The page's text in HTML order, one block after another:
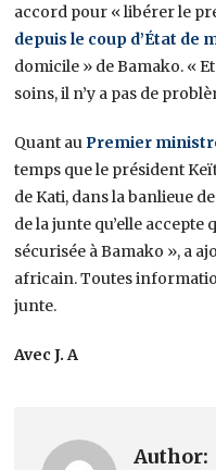
accord pour « libérer le
depuis le coup d’État de
domicile » de Bamako. «
soins, il n’y a pas de
Quant au Premier
temps que le président
de Kati, dans la banlieue
de la junte qu’elle accepte
sécurisée à Bamako », a
africain. Toutes
junte.
Avec J. A
Author: